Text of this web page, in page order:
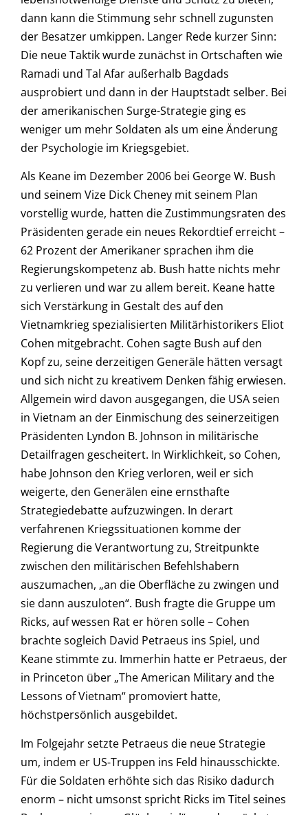
dann kann die Stimmung sehr schnell zugunsten
der Besatzer umkippen. Langer Rede kurzer Sinn:
Die neue Taktik wurde zunächst in Ortschaften wie
Ramadi und Tal Afar außerhalb Bagdads
ausprobiert und dann in der Hauptstadt selber. Bei
der amerikanischen Surge-Strategie ging es
weniger um mehr Soldaten als um eine Änderung
der Psychologie im Kriegsgebiet.
Als Keane im Dezember 2006 bei George W. Bush
und seinem Vize Dick Cheney mit seinem Plan
vorstellig wurde, hatten die Zustimmungsraten des
Präsidenten gerade ein neues Rekordtief erreicht –
62 Prozent der Amerikaner sprachen ihm die
Regierungskompetenz ab. Bush hatte nichts mehr
zu verlieren und war zu allem bereit. Keane hatte
sich Verstärkung in Gestalt des auf den
Vietnamkrieg spezialisierten Militärhistorikers Eliot
Cohen mitgebracht. Cohen sagte Bush auf den
Kopf zu, seine derzeitigen Generäle hätten versagt
und sich nicht zu kreativem Denken fähig erwiesen.
Allgemein wird davon ausgegangen, die USA seien
in Vietnam an der Einmischung des seinerzeitigen
Präsidenten Lyndon B. Johnson in militärische
Detailfragen gescheitert. In Wirklichkeit, so Cohen,
habe Johnson den Krieg verloren, weil er sich
weigerte, den Generälen eine ernsthafte
Strategiedebatte aufzuzwingen. In derart
verfahrenen Kriegssituationen komme der
Regierung die Verantwortung zu, Streitpunkte
zwischen den militärischen Befehlshabern
auszumachen, „an die Oberfläche zu zwingen und
sie dann auszuloten“. Bush fragte die Gruppe um
Ricks, auf wessen Rat er hören solle – Cohen
brachte sogleich David Petraeus ins Spiel, und
Keane stimmte zu. Immerhin hatte er Petraeus, der
in Princeton über „The American Military and the
Lessons of Vietnam“ promoviert hatte,
höchstpersönlich ausgebildet.
Im Folgejahr setzte Petraeus die neue Strategie
um, indem er US-Truppen ins Feld hinausschickte.
Für die Soldaten erhöhte sich das Risiko dadurch
enorm – nicht umsonst spricht Ricks im Titel seines